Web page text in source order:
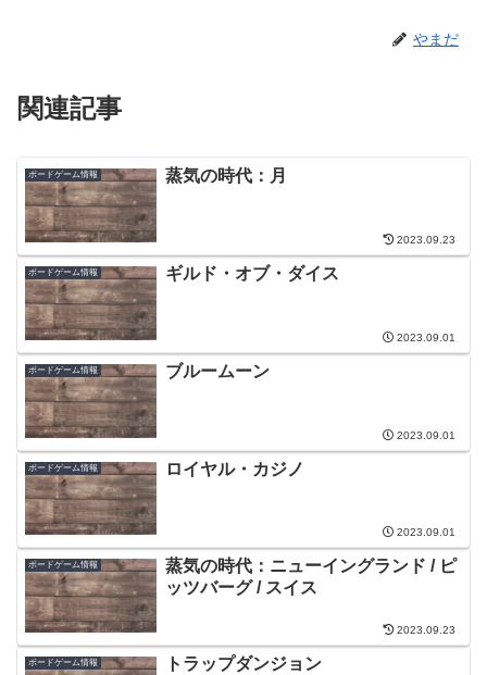
やまだ
関連記事
ボードゲーム情報 蒸気の時代：月
2023.09.23
ボードゲーム情報 ギルド・オブ・ダイス
2023.09.01
ボードゲーム情報 ブルームーン
2023.09.01
ボードゲーム情報 ロイヤル・カジノ
2023.09.01
ボードゲーム情報
蒸気の時代：ニューイングランド / ピ
ッツバーグ / スイス
2023.09.23
ボードゲーム情報 トラップダンジョン